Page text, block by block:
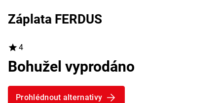
Záplata FERDUS
4
Bohužel vyprodáno
Prohlédnout alternativy